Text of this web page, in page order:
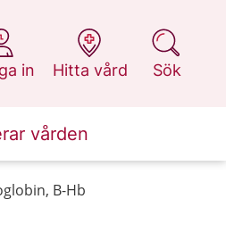
in
Hitta vård
på 1177.se
Sök
på 1177.se
vården
B-Hb